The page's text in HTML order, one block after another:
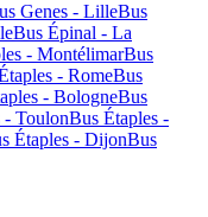
Genes - LilleBus
Bus Épinal - La
- MontélimarBus
- RomeBus
- BologneBus
- ToulonBus Étaples -
Étaples - DijonBus